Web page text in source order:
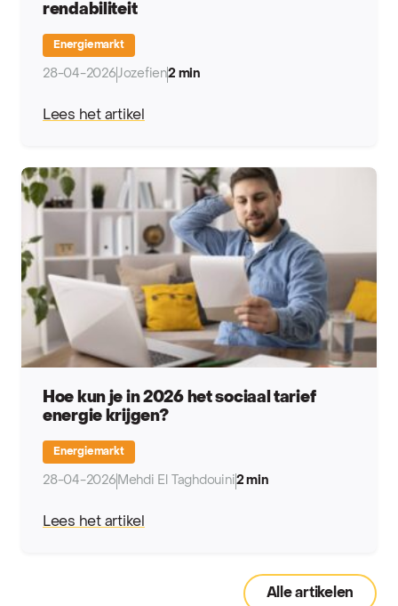
rendabiliteit
Energiemarkt
28-04-2026Jozefien2 min
Lees het artikel
Hoe kun je in 2026 het sociaal tarief
energie krijgen?
Energiemarkt
28-04-2026 Mehdi El Taghdouini2 min
Lees het artikel
Alle artikelen